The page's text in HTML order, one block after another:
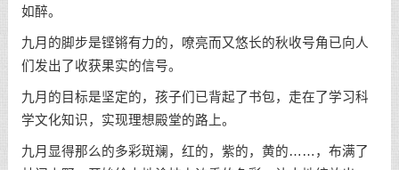
如醉。
九月的脚步是铿锵有力的，嘹亮而又悠长的秋收号角已向人
们发出了收获果实的信号。
九月的目标是坚定的，孩子们已背起了书包，走在了学习科
学文化知识，实现理想殿堂的路上。
九月显得那么的多彩斑斓，红的，紫的，黄的……，布满了